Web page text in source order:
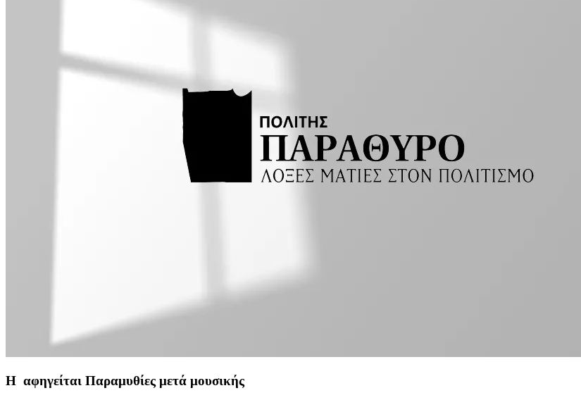
Η αφηγείται Παραμυθίες μετά μουσικής